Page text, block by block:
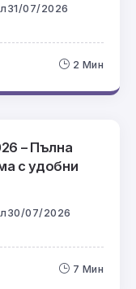
31/07/2026
2 Мин
– Пълна
с удобни
30/07/2026
7 Мин